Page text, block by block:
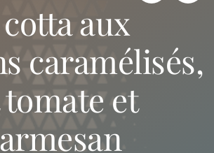
caramélisés,
et